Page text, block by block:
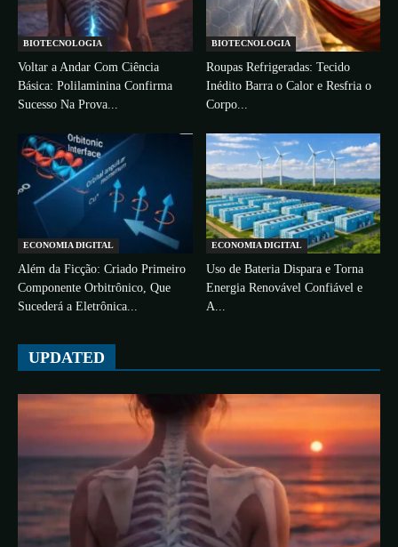
BIOTECNOLOGIA
Voltar a Andar Com Ciência
Básica: Polilaminina Confirma
Sucesso Na Prova...
BIOTECNOLOGIA
Roupas Refrigeradas: Tecido
Inédito Barra o Calor e Resfria o
Corpo...
ECONOMIA DIGITAL
Além da Ficção: Criado Primeiro
Componente Orbitrônico, Que
Sucederá a Eletrônica...
ECONOMIA DIGITAL
Uso de Bateria Dispara e Torna
Energia Renovável Confiável e
A...
UPDATED